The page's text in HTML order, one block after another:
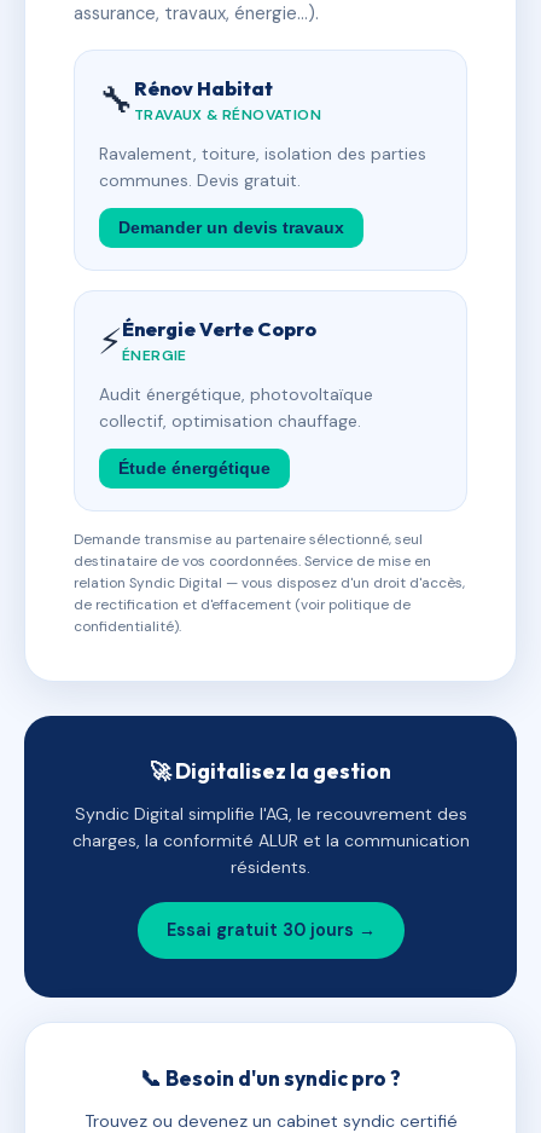
assurance, travaux, énergie…).
🔧 Rénov Habitat
TRAVAUX & RÉNOVATION
Ravalement, toiture, isolation des parties
communes. Devis gratuit.
Demander un devis travaux
⚡Énergie Verte Copro
ÉNERGIE
Audit énergétique, photovoltaïque
collectif, optimisation chauffage.
Étude énergétique
Demande transmise au partenaire sélectionné, seul
destinataire de vos coordonnées. Service de mise en
relation Syndic Digital — vous disposez d'un droit d'accès,
de rectification et d'effacement (voir politique de
confidentialité).
🚀 Digitalisez la gestion
Syndic Digital simplifie l'AG, le recouvrement des
charges, la conformité ALUR et la communication
résidents.
Essai gratuit 30 jours →
📞 Besoin d'un syndic pro ?
Trouvez ou devenez un cabinet syndic certifié